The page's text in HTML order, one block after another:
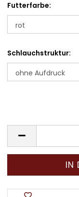
Futterfarbe:
Schlauchstruktur: